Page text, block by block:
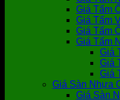
Giá Tấm
Giá Tấm
Giá Tấm
Giá Tấm
Giá
Giá
Giá
Giá Sàn Nhựa
Giá Sàn